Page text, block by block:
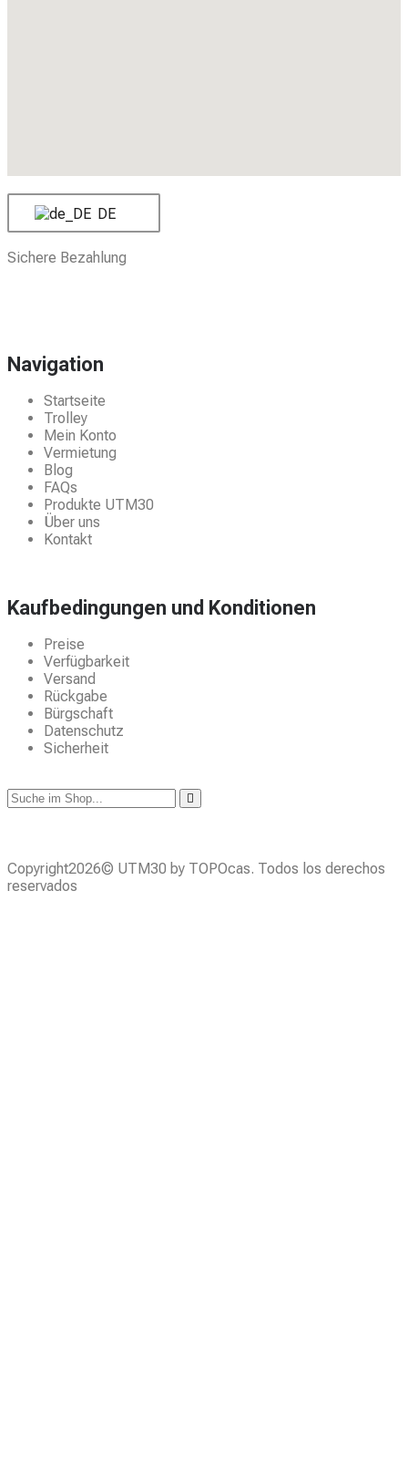
DE
Sichere Bezahlung
Navigation
Startseite
Trolley
Mein Konto
Vermietung
Blog
FAQs
Produkte UTM30
Über uns
Kontakt
Kaufbedingungen und Konditionen
Preise
Verfügbarkeit
Versand
Rückgabe
Bürgschaft
Datenschutz
Sicherheit
Copyright2026© UTM30 by TOPOcas. Todos los derechos
reservados